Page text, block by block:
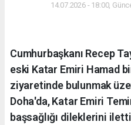
14.07.2026 - 18:00,
Cumhurbaşkanı Recep
eski Katar Emiri Hamad
ziyaretinde bulunmak
Doha'da, Katar Emiri
başsağlığı dileklerini